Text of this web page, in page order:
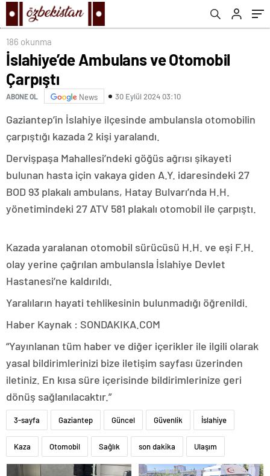
186 okunma
İslahiye’de Ambulans ve Otomobil
Çarpıştı
ABONE OL News 30 Eylül 2024 03:10
Gaziantep’in İslahiye ilçesinde ambulansla otomobilin
çarpıştığı kazada 2 kişi yaralandı.
Dervişpaşa Mahallesi’ndeki göğüs ağrısı şikayeti
bulunan hasta için vakaya giden A.Y. idaresindeki 27
BOD 93 plakalı ambulans, Hatay Bulvarı’nda H.H.
yönetimindeki 27 ATV 581 plakalı otomobil ile çarpıştı.
Kazada yaralanan otomobil sürücüsü H.H. ve eşi F.H.
olay yerine çağrılan ambulansla İslahiye Devlet
Hastanesi’ne kaldırıldı.
Yaralıların hayati tehlikesinin bulunmadığı öğrenildi.
Haber Kaynak : SONDAKIKA.COM
“Yayınlanan tüm haber ve diğer içerikler ile ilgili olarak
yasal bildirimlerinizi bize iletişim sayfası üzerinden
iletiniz. En kısa süre içerisinde bildirimlerinize geri
dönüş sağlanılacaktır.”
3-sayfa Gaziantep Güncel Güvenlik İslahiye
Kaza Otomobil Sağlık son dakika Ulaşım